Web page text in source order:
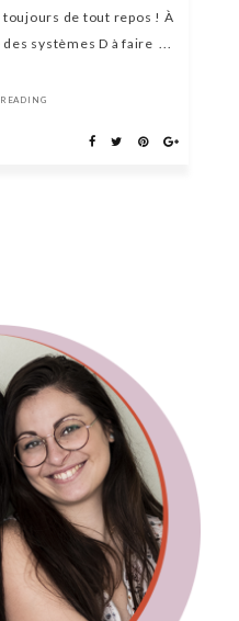
toujours de tout repos ! À
systèmes D à faire ...